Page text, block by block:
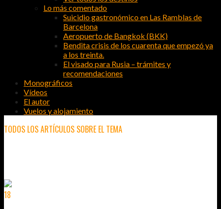
Lo más comentado
Suicidio gastronómico en Las Ramblas de
Barcelona
Aeropuerto de Bangkok (BKK)
Bendita crisis de los cuarenta que empezó ya
a los treinta.
El visado para Rusia – trámites y
recomendaciones
Monográficos
Vídeos
El autor
Vuelos y alojamiento
TODOS LOS ARTÍCULOS SOBRE EL TEMA
18